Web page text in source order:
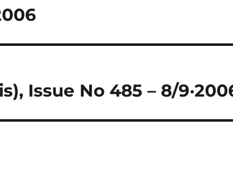
Issue No 485 – 8/